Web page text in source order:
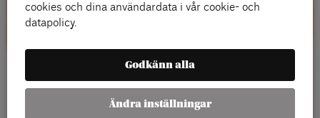
cookies och dina användardata i vår cookie- och
datapolicy.
Godkänn alla
Ändra inställningar